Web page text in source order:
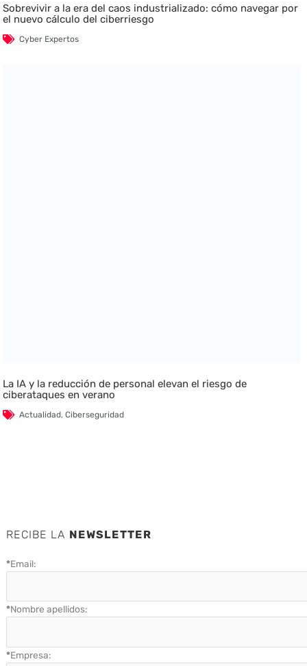
Sobrevivir a la era del caos industrializado: cómo navegar por
el nuevo cálculo del ciberriesgo
Cyber Expertos
La IA y la reducción de personal elevan el riesgo de
ciberataques en verano
Actualidad,Ciberseguridad
RECIBE LA NEWSLETTER
*Email:
*Nombre apellidos:
*Empresa: